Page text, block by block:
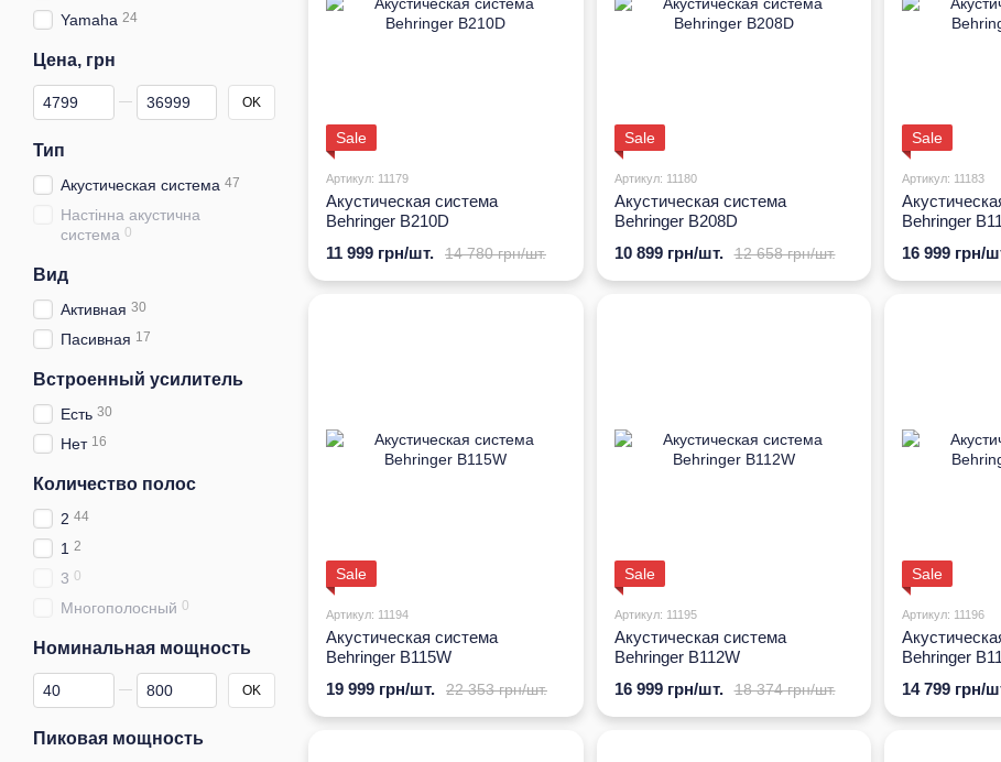
Sale
Артикул: 11179
Акустическая система
Behringer B210D
14 780 грн/шт.
11 999 грн/шт.
Sale
Артикул: 11180
Акустическая система
Behringer B208D
12 658 грн/шт.
10 899 грн/шт.
Sale
Артикул: 11183
Behringer
16 999 грн/
Sale
Артикул: 11194
Акустическая система
Behringer B115W
22 353 грн/шт.
19 999 грн/шт.
Sale
Артикул: 11195
Акустическая система
Behringer B112W
18 374 грн/шт.
16 999 грн/шт.
Sale
Артикул: 11196
Behringer
14 799 грн/
Yamaha 24
Цена, грн
От Цена, грн
До Цена, грн OK
Тип
Акустическая система 47
Настінна акустична
система 0
Вид
Активная 30
Пасивная 17
Встроенный усилитель
Есть 30
Нет 16
Количество полос
2 44
1 2
3 0
Многополосный 0
Номинальная мощность
От Номинальная мощность
До Номинальная мощность OK
Пиковая мощность